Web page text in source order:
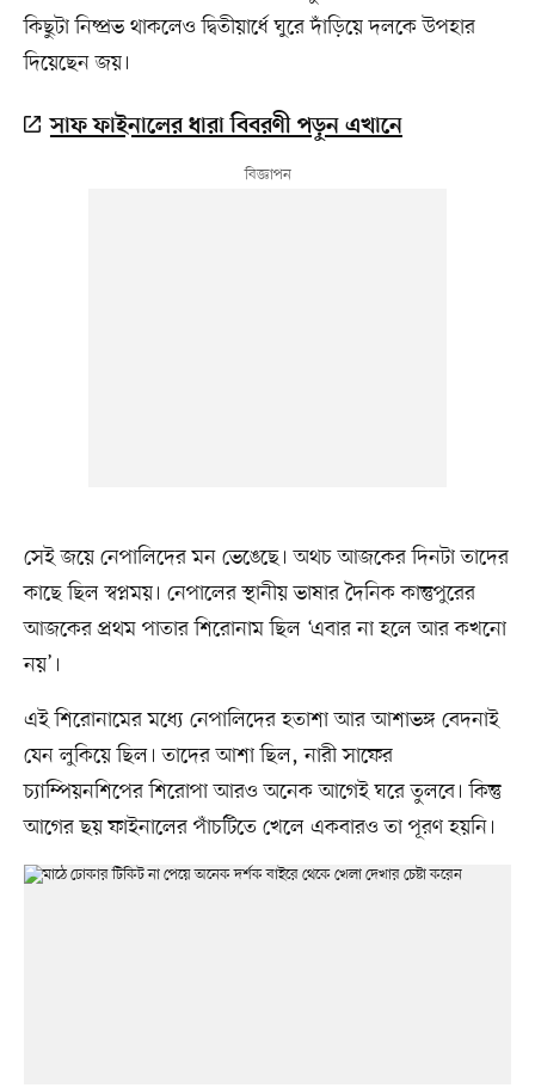
কিছুটা নিষ্প্রভ থাকলেও দ্বিতীয়ার্ধে ঘুরে দাঁড়িয়ে দলকে উপহার
দিয়েছেন জয়।
সাফ ফাইনালের ধারা বিবরণী পড়ুন এখানে
সেই জয়ে নেপালিদের মন ভেঙেছে। অথচ আজকের দিনটা তাদের
কাছে ছিল স্বপ্নময়। নেপালের স্থানীয় ভাষার দৈনিক কান্তুপুরের
আজকের প্রথম পাতার শিরোনাম ছিল ‘এবার না হলে আর কখনো
নয়’।
এই শিরোনামের মধ্যে নেপালিদের হতাশা আর আশাভঙ্গ বেদনাই
যেন লুকিয়ে ছিল। তাদের আশা ছিল, নারী সাফের
চ্যাম্পিয়নশিপের শিরোপা আরও অনেক আগেই ঘরে তুলবে। কিন্তু
আগের ছয় ফাইনালের পাঁচটিতে খেলে একবারও তা পূরণ হয়নি।